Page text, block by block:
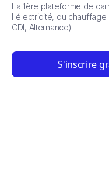
La 1ère plateforme de
l'électricité, du chauffage
CDI, Alternance)
S'inscrire